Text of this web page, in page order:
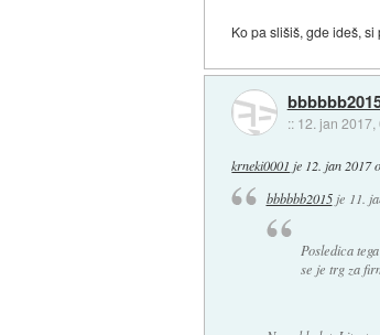
Ko pa slišiš, gde ideš, si
:: 12. jan 2017,
krneki0001 je 12. jan 2017
bbbbbb2015je 11.
Posledica
se je trg za